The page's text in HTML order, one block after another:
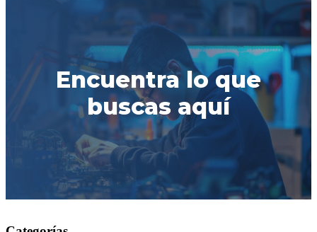
Encuentra lo que
buscas aquí